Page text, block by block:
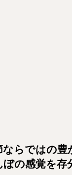
ならではの豊
ぼの感覚を存